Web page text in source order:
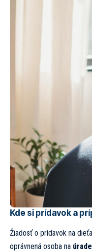
Kde si prídavok a
Žiadosť o prídavok na
oprávnená osoba na